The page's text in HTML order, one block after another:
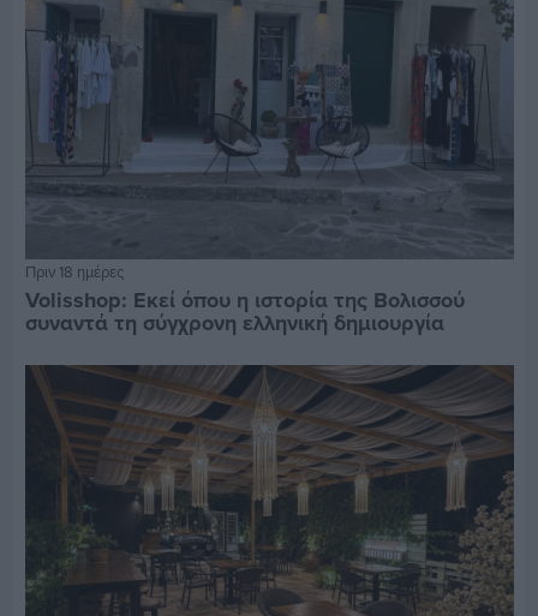
Πριν 18 ημέρες
Volisshop: Εκεί όπου η ιστορία της Βολισσού
συναντά τη σύγχρονη ελληνική δημιουργία